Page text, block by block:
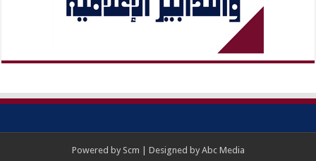
Powered by Scm | Designed by Abc Media